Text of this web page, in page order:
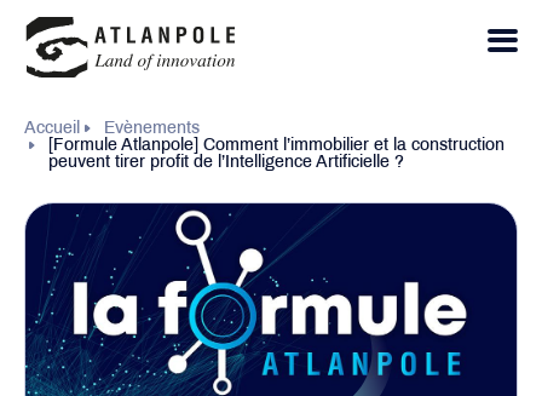
Accueil
Evènements
[Formule Atlanpole] Comment l’immobilier et la construction
peuvent tirer profit de l’Intelligence Artificielle ?